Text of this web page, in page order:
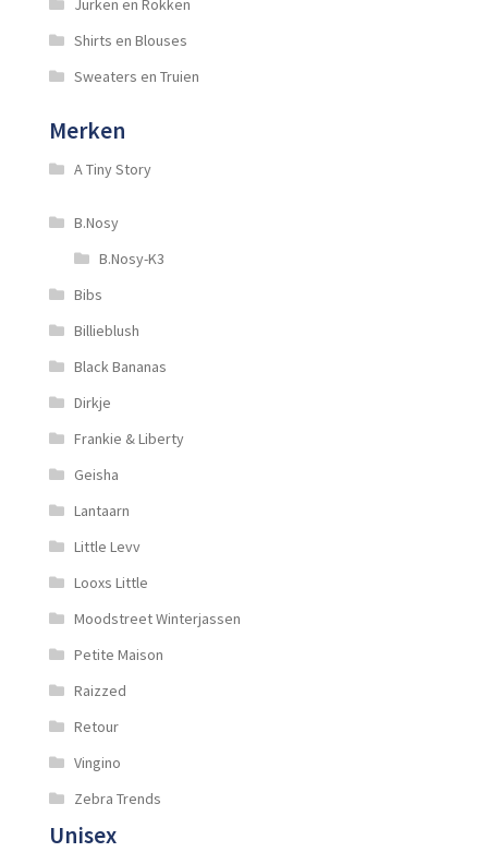
Jurken en Rokken
Shirts en Blouses
Sweaters en Truien
Merken
A Tiny Story
B.Nosy
B.Nosy-K3
Bibs
Billieblush
Black Bananas
Dirkje
Frankie & Liberty
Geisha
Lantaarn
Little Levv
Looxs Little
Moodstreet Winterjassen
Petite Maison
Raizzed
Retour
Vingino
Zebra Trends
Unisex